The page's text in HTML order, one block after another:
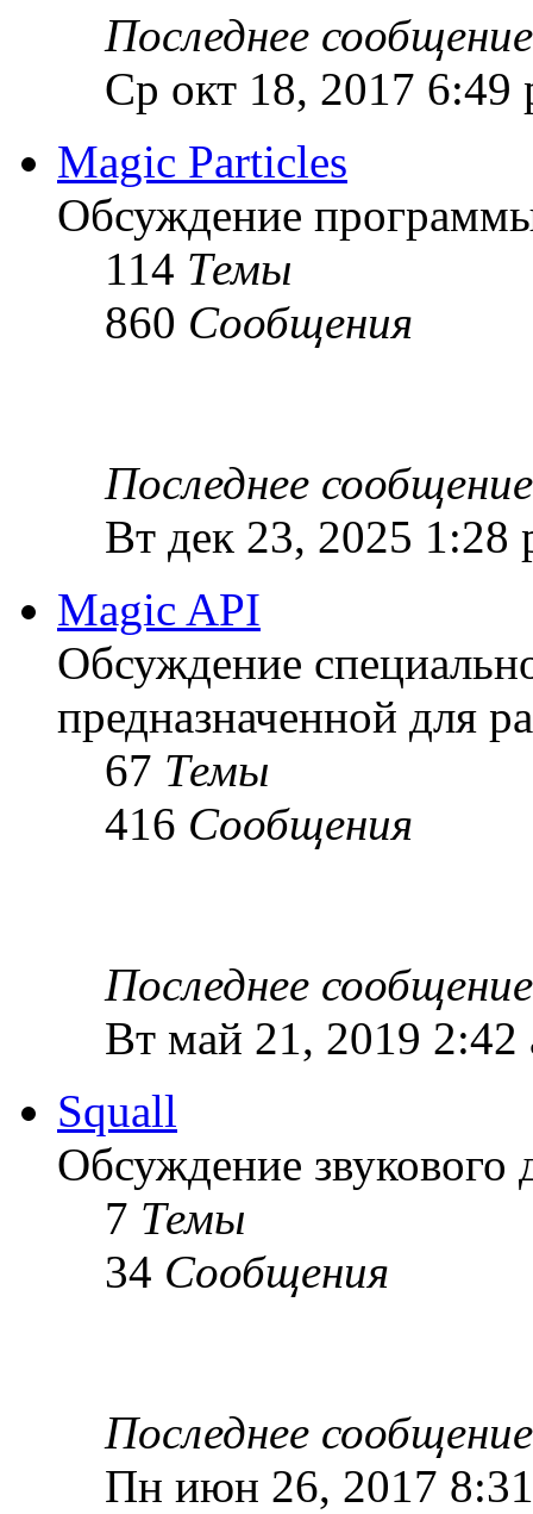
Последнее сообщение
Ср окт 18, 2017 6:49
Magic Particles
Обсуждение
114 Темы
860 Сообщения
Последнее сообщение
Вт дек 23, 2025 1:28
Magic API
Обсуждение
предназначенной для
67 Темы
416 Сообщения
Последнее сообщение
Вт май 21, 2019 2:42
Squall
Обсуждение звукового
7 Темы
34 Сообщения
Последнее сообщение
Пн июн 26, 2017